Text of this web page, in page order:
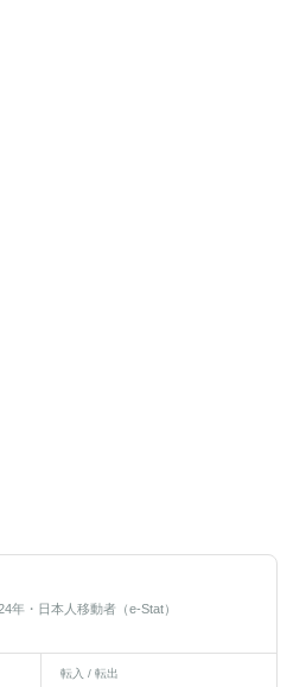
年・日本人移動者（e-Stat）
転入 / 転出